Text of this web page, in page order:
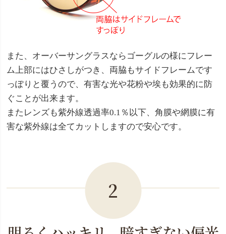
また、オーバーサングラスならゴーグルの様にフレー
ム上部にはひさしがつき、両脇もサイドフレームです
っぽりと覆うので、有害な光や花粉や埃も効果的に防
ぐことが出来ます。
またレンズも紫外線透過率0.1％以下、角膜や網膜に有
害な紫外線は全てカットしますので安心です。
2